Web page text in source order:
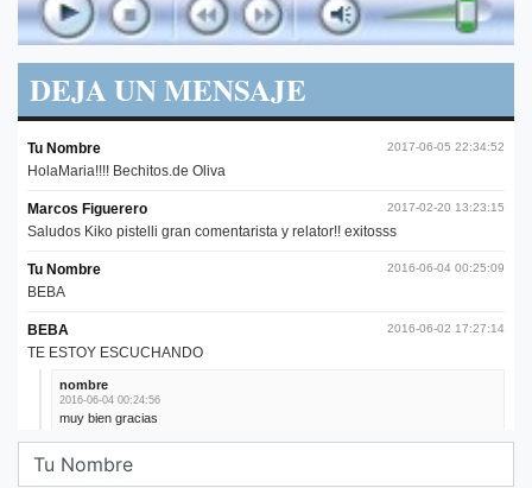
DEJA UN MENSAJE